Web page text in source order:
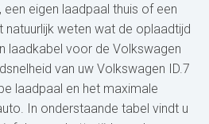
eigen laadpaal thuis of een
natuurlijk weten wat de oplaadtijd
laadkabel voor de Volkswagen
van uw Volkswagen ID.7
laadpaal en het maximale
In onderstaande tabel vindt u